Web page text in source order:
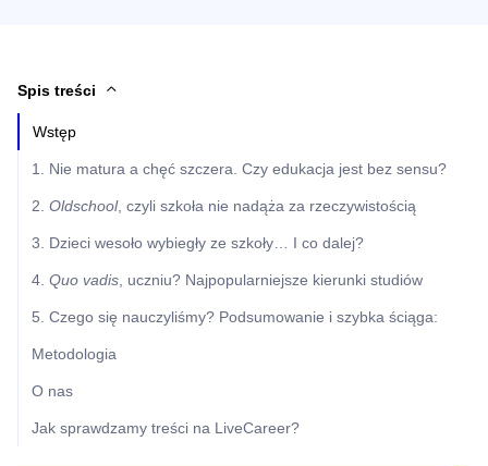
Spis treści
Wstęp
1. Nie matura a chęć szczera. Czy edukacja jest bez sensu?
2. Oldschool, czyli szkoła nie nadąża za rzeczywistością
3. Dzieci wesoło wybiegły ze szkoły… I co dalej?
4. Quo vadis, uczniu? Najpopularniejsze kierunki studiów
5. Czego się nauczyliśmy? Podsumowanie i szybka ściąga:
Metodologia
O nas
Jak sprawdzamy treści na LiveCareer?